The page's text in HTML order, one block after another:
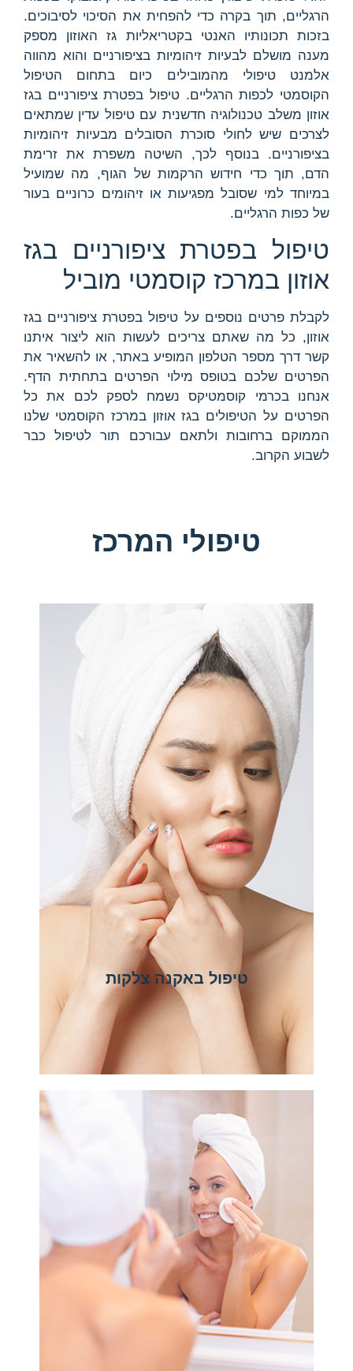
הרגליים, תוך בקרה כדי להפחית את הסיכוי לסיבוכים.
בזכות תכונותיו האנטי בקטריאליות גז האוזון מספק
מענה מושלם לבעיות זיהומיות בציפורניים והוא מהווה
אלמנט טיפולי מהמובילים כיום בתחום הטיפול
הקוסמטי לכפות הרגליים. טיפול בפטרת ציפורניים בגז
אוזון משלב טכנולוגיה חדשנית עם טיפול עדין שמתאים
לצרכים שיש לחולי סוכרת הסובלים מבעיות זיהומיות
בציפורניים. בנוסף לכך, השיטה משפרת את זרימת
הדם, תוך כדי חידוש הרקמות של הגוף, מה שמועיל
במיוחד למי שסובל מפגיעות או זיהומים כרוניים בעור
של כפות הרגליים.
טיפול בפטרת ציפורניים בגז
אוזון במרכז קוסמטי מוביל
לקבלת פרטים נוספים על טיפול בפטרת ציפורניים בגז
אוזון, כל מה שאתם צריכים לעשות הוא ליצור איתנו
קשר דרך מספר הטלפון המופיע באתר, או להשאיר את
הפרטים שלכם בטופס מילוי הפרטים בתחתית הדף.
אנחנו בכרמי קוסמטיקס נשמח לספק לכם את כל
הפרטים על הטיפולים בגז אוזון במרכז הקוסמטי שלנו
הממוקם ברחובות ולתאם עבורכם תור לטיפול כבר
לשבוע הקרוב.
טיפולי המרכז
טיפול באקנה צלקות